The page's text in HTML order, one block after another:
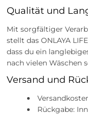
Qualität und
Mit sorgfältiger
stellt das ONLAYA
dass du ein
nach vielen Wäschen
Versand und
Rückgabe: